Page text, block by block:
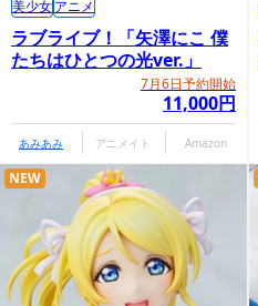
ラブライブ！「矢澤にこ 僕
たちはひとつの光ver.」
7月6日予約開始
11,000円
美少女アニメ
あみあみ アニメイト Amazon
NEW